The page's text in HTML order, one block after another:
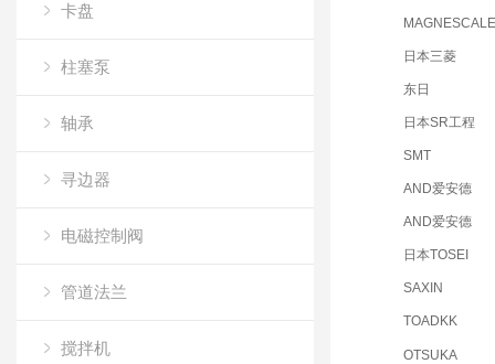
卡盘
柱塞泵
轴承
寻边器
电磁控制阀
管道法兰
搅拌机
MAGNESCALE
日本三菱
东日
日本SR工程
SMT
AND爱安德
AND爱安德
日本TOSEI
SAXIN
TOADKK
OTSUKA